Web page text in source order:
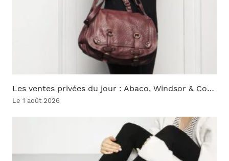
Les ventes privées du jour : Abaco, Windsor & Co…
Le 1 août 2026